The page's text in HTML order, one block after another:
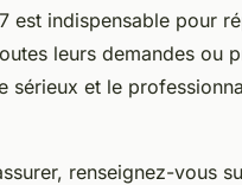
est indispensable pour
leurs demandes ou
sérieux et le
renseignez-vous